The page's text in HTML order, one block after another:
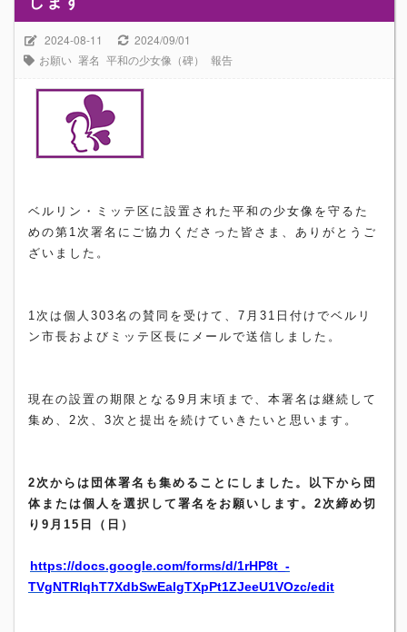
2024-08-11
2024/09/01
お願い 署名 平和の少女像（碑） 報告
ベルリン・
ミッテ区に設置された平和の少女像を守るた
めの第1次署名にご協 力くださった皆さま、ありがとうご
ざいました。
1次は個人303名の賛同を受けて、 7月31日付けでベルリ
ン市長およびミッテ区長にメールで送信し ました。
現在の設置の期限となる9月末頃まで、本署名は継続して
集め、 2次、3次と提出を続けていきたいと思います。
2次からは団体署名も集めることにしました。 以下から団
体または個人を選択して署名をお願いします。 2次締め切
り9月15日（日）
https://docs.google.com/forms/d/1rHP8t_-
TVgNTRlqhT7XdbSwEalgTXpPt1ZJeeU1VOzc/edit